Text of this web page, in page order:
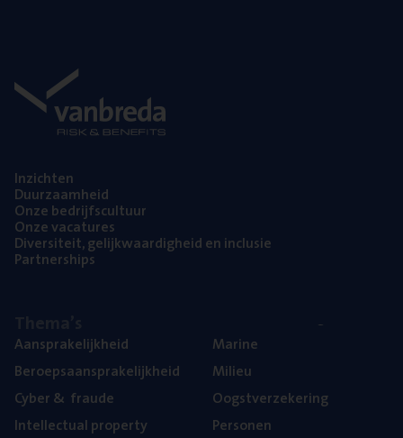
Inzich­ten
Duur­zaam­heid
Onze bedrijfs­cul­tuur
Onze vaca­tu­res
Diver­si­teit, gelijk­waar­dig­heid en inclusie
Part­ner­ships
Aan­spra­ke­lijk­heid
Beroeps­aan­spra­ke­lijk­heid
Cyber& fraude
Intel­lec­tu­al property
Mari­ne
Mili­eu
Oogst­ver­ze­ke­ring
Per­so­nen